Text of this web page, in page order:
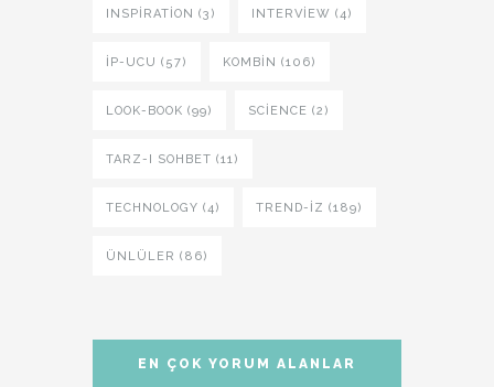
INSPIRATION (3) INTERVIEW (4)
İP-UCU (57) KOMBIN (106)
LOOK-BOOK (99) SCIENCE (2)
TARZ-I SOHBET (11)
TECHNOLOGY (4) TREND-IZ (189)
ÜNLÜLER (86)
EN ÇOK YORUM ALANLAR